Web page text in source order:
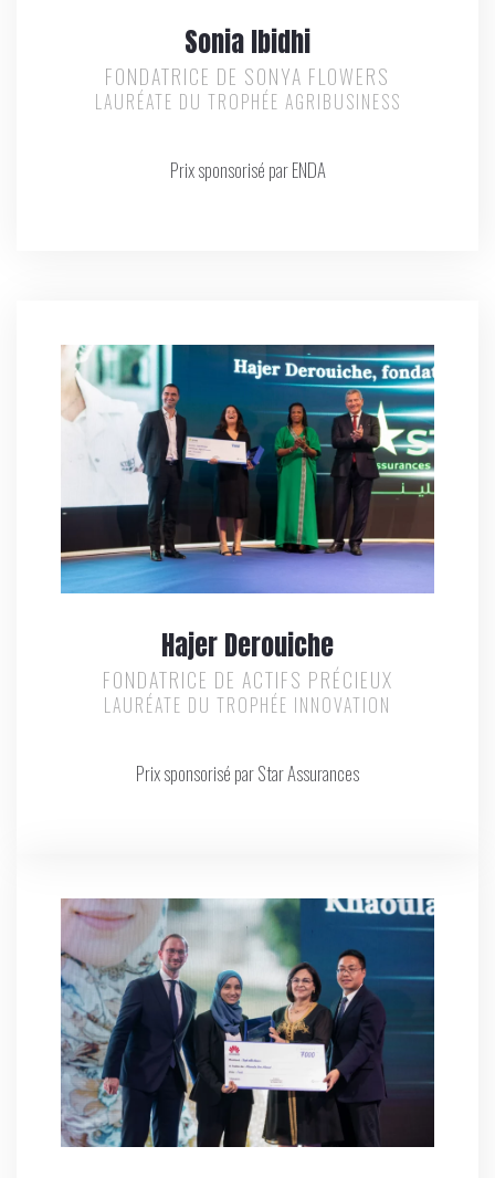
Sonia Ibidhi
FONDATRICE DE SONYA FLOWERS
LAURÉATE DU TROPHÉE AGRIBUSINESS
Prix sponsorisé par ENDA
Hajer Derouiche
FONDATRICE DE ACTIFS PRÉCIEUX
LAURÉATE DU TROPHÉE INNOVATION
Prix sponsorisé par Star Assurances